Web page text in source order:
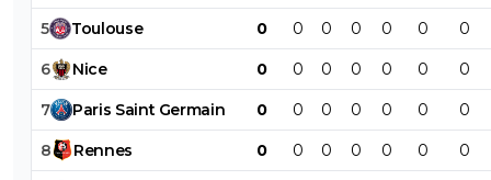
5 Toulouse 0 0 0 0 0 0 0
6 Nice 0 0 0 0 0 0 0
7 Paris Saint Germain 0 0 0 0 0 0 0
8 Rennes 0 0 0 0 0 0 0